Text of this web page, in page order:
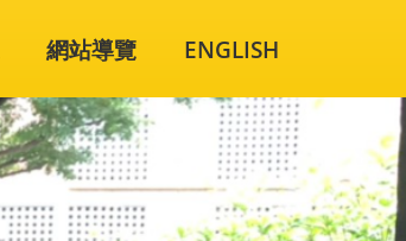
網站導覽 ENGLISH